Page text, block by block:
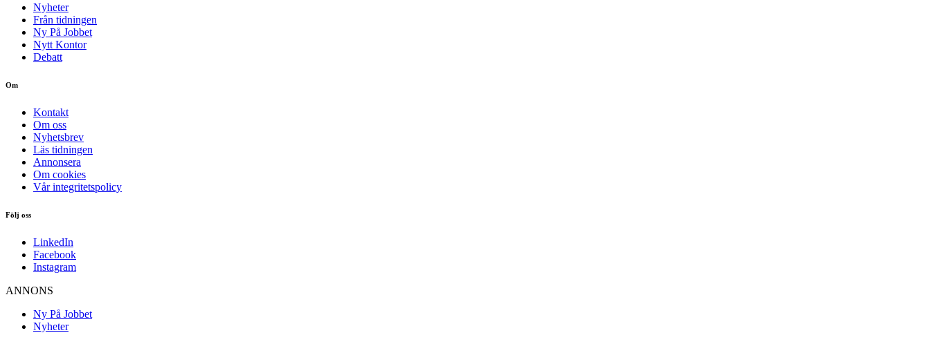
Nyheter
Från tidningen
Ny På Jobbet
Nytt Kontor
Debatt
Om
Kontakt
Om oss
Nyhetsbrev
Läs tidningen
Annonsera
Om cookies
Vår integritetspolicy
Följ oss
LinkedIn
Facebook
Instagram
ANNONS
Ny På Jobbet
Nyheter